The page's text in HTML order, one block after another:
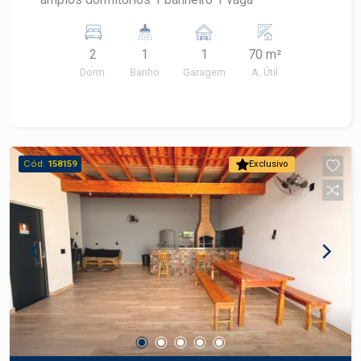
Neto Consultoria de Imóveis, mais de 37 anos no
mercado imobiliário de Piracicaba. Agende sua
2
Dorm.
1
Banho
1
Garagem
70 m²
A. Útil
Exclusivo
Cód. 158159